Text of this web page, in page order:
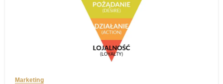
Marketing